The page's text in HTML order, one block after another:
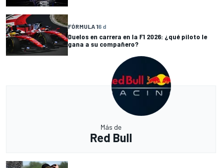
FÓRMULA 16 d
Duelos en carrera en la F1 2026: ¿qué piloto le
gana a su compañero?
Más de
Red Bull